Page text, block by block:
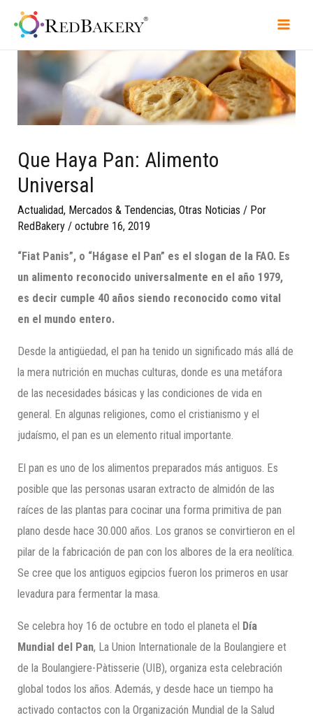
Que Haya Pan: Alimento
Universal
Actualidad, Mercados & Tendencias,Otras Noticias / Por
RedBakery /octubre 16, 2019
“Fiat Panis”, o “Hágase el Pan” es el slogan de la FAO. Es
un alimento reconocido universalmente en el año 1979,
es decir cumple 40 años siendo reconocido como vital
en el mundo entero.
Desde la antigüedad, el pan ha tenido un significado más allá de
la mera nutrición en muchas culturas, donde es una metáfora
de las necesidades básicas y las condiciones de vida en
general. En algunas religiones, como el cristianismo y el
judaísmo, el pan es un elemento ritual importante.
El pan es uno de los alimentos preparados más antiguos. Es
posible que las personas usaran extracto de almidón de las
raíces de las plantas para cocinar una forma primitiva de pan
plano desde hace 30.000 años. Los granos se convirtieron en el
pilar de la fabricación de pan con los albores de la era neolítica.
Se cree que los antiguos egipcios fueron los primeros en usar
levadura para fermentar la masa.
Se celebra hoy 16 de octubre en todo el planeta el Día
Mundial del Pan, La Union Internationale de la Boulangiere et
de la Boulangiere-Pàtisserie (UIB), organiza esta celebración
global todos los años. Además, y desde hace un tiempo ha
activado contactos con la Organización Mundial de la Salud